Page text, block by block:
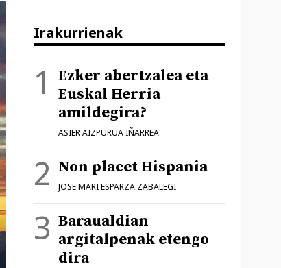
Irakurrienak
Ezker abertzalea eta
Euskal Herria
amildegira?
ASIER AIZPURUA IÑARREA
Non placet Hispania
JOSE MARI ESPARZA ZABALEGI
Baraualdian
argitalpenak etengo
dira